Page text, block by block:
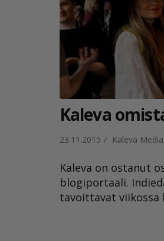
Kaleva
23.11.2015 / Kaleva Media
Kaleva on ostanut
blogiportaali.
tavoittavat viikossa